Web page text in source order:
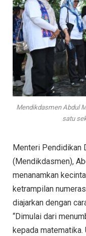
Mendikdasmen Abdul
satu
Menteri Pendidikan
(Mendikdasmen),
menanamkan
ketrampilan
diajarkan dengan
“Dimulai dari
kepada matematika.